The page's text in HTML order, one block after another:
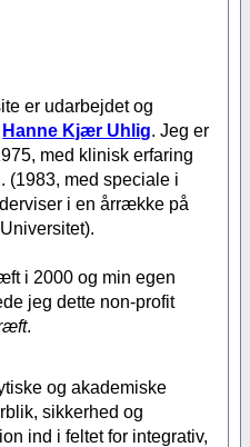
er udarbejdet og
Hanne Kjær Uhlig. Jeg er
med klinisk erfaring
(1983, med speciale i
i en årrække på
i 2000 og min egen
jeg dette non-profit
.
og akademiske
sikkerhed og
ind i feltet for integrativ,